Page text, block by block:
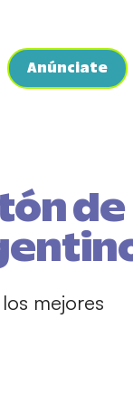
Anúnciate
de
mejores